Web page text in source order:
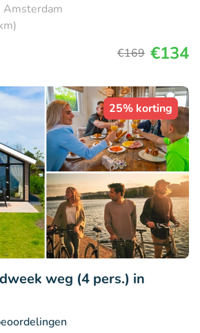
Amsterdam
€169 €134
25% korting
weg (4 pers.) in